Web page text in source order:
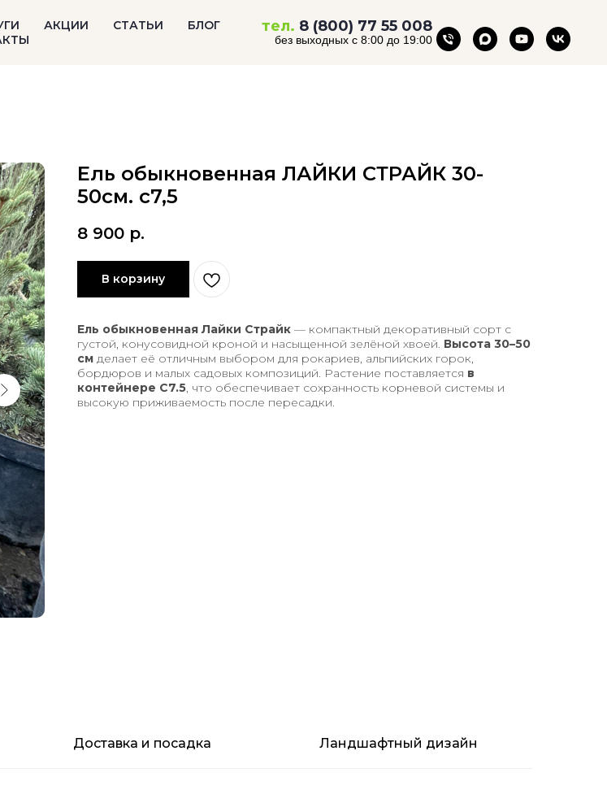
АКЦИИ СТАТЬИ
БЛОГ
тел. 8 (800) 77 55 008
без выходных с 8:00 до 19:00
Ель обыкновенная ЛАЙКИ СТРАЙК 30-
50см. с7,5
8 900 р.
В корзину
Ель обыкновенная Лайки Страйк — компактный декоративный сорт с
густой, конусовидной кроной и насыщенной зелёной хвоей. Высота 30–50
см делает её отличным выбором для рокариев, альпийских горок,
бордюров и малых садовых композиций. Растение поставляется в
контейнере С7.5, что обеспечивает сохранность корневой системы и
высокую приживаемость после пересадки.
Доставка и посадка Ландшафтный дизайн